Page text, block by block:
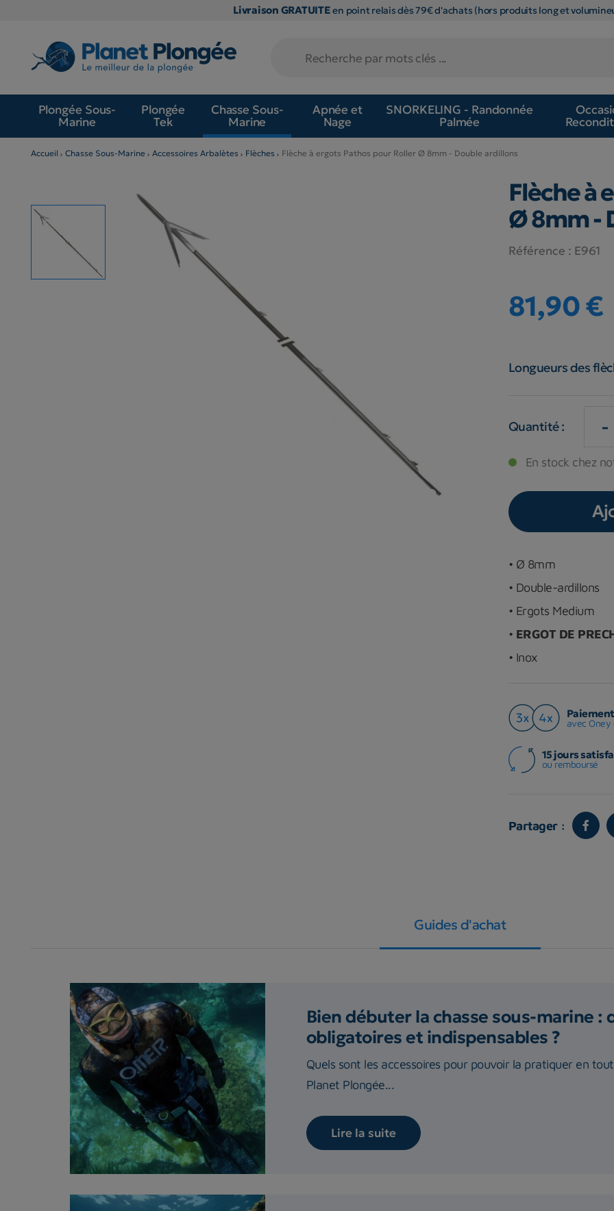
Livraison GRATUITEen point relais dès 79€ d'achats (hors produits long et
Plongée Sous-
Marine
Plongée
Tek
Chasse Sous-
Marine
Apnée et
Nage
SNORKELING - Randonnée
Palmée
Accueil Chasse Sous-Marine Accessoires Arbalètes Flèches Flèche à ergots Pathos pour Roller Ø 8mm - Double ardillons
Flèche à
Ø 8mm -
Référence : E961
81,90 €
Longueurs des
Quantité : -
En stock chez
• Ø 8mm
• Double-ardillons
• Ergots Medium
• ERGOT DE
• Inox
avec Oney
15 jours
ou remboursé
Partager :
Guides d'achat
Bien débuter la chasse sous-marine :
obligatoires et indispensables ?
Quels sont les accessoires pour pouvoir la pratiquer en
Planet Plongée...
Lire la suite